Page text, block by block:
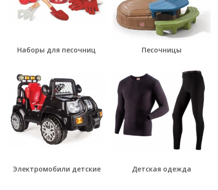
Наборы для песочниц Песочницы
Электромобили детские Детская одежда